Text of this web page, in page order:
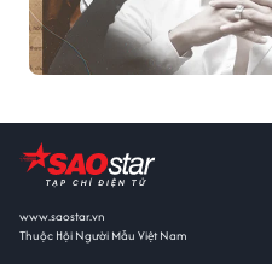
www.saostar.vn
Thuộc Hội Người Mẫu Việt Nam